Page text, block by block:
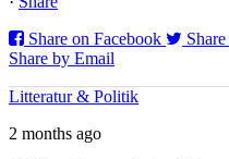
Share on Facebook
Share by Email
Litteratur & Politik
2 months ago